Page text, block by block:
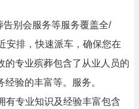
别会服务等服务覆盖全/
安排，快速派车，确保您在
的专业殡葬包含了从业人员的
验的丰富等。服务。
有专业知识及经验丰富包含